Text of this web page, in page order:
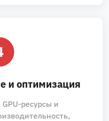
и оптимизация
и